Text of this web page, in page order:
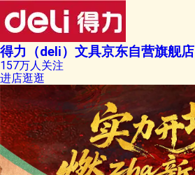
得力（deli）文具京东自营旗舰店
157万人关注
进店逛逛